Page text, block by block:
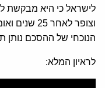
לישראל כי היא מבקשת
וצופר
הנוכחי של ההסכם
לראיון המלא: